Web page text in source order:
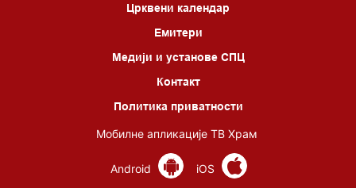
Црквени календар
Емитери
Медији и установе СПЦ
Контакт
Политика приватности
Мобилне апликације ТВ Храм
Android iOS